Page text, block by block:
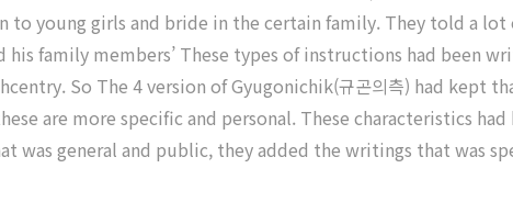
young girls and bride in the certain family. They told a
his family members’ These types of instructions had been
So The 4 version of Gyugonichik(규곤의측) had kept
are more specific and personal. These characteristics
was general and public, they added the writings that was